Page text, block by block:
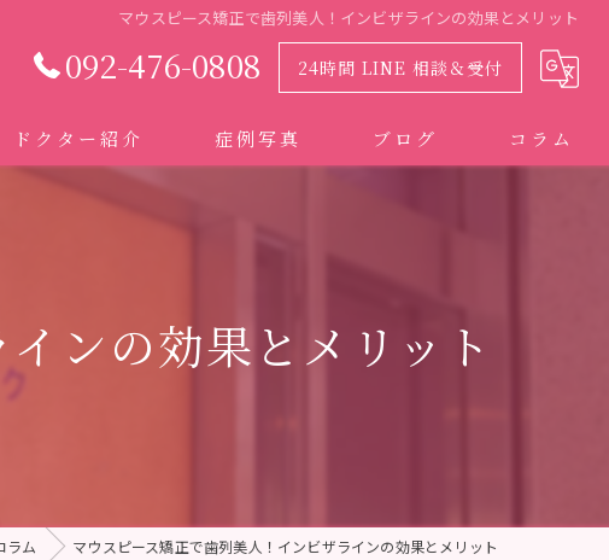
マウスピース矯正で歯列美人！インビザラインの効果とメリット
092-476-0808 24時間 LINE 相談＆受付
ドクター紹介 症例写真 ブログ コラム
ンの効果とメリット
ラム マウスピース矯正で歯列美人！インビザラインの効果とメリット